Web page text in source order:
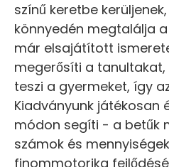
színű keretbe
könnyedén megtalálja
már elsajátított
megerősíti a
teszi a gyermeket, így
Kiadványunk játékosan
módon segíti - a betűk
számok és
finommotorika